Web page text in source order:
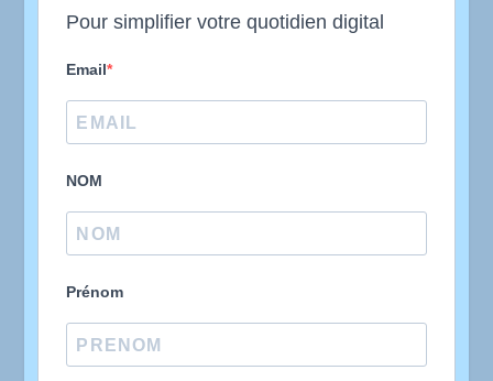
Pour simplifier votre quotidien digital
Email
NOM
Prénom